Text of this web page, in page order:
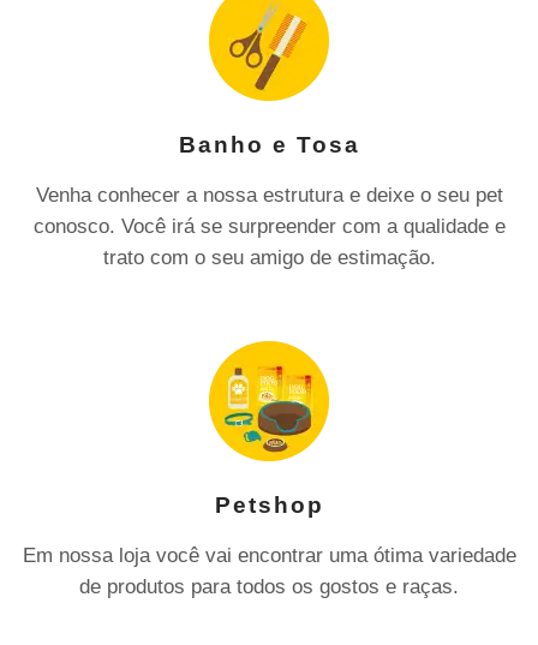
Banho e Tosa
Venha conhecer a nossa estrutura e deixe o seu pet
conosco. Você irá se surpreender com a qualidade e
trato com o seu amigo de estimação.
Petshop
Em nossa loja você vai encontrar uma ótima variedade
de produtos para todos os gostos e raças.